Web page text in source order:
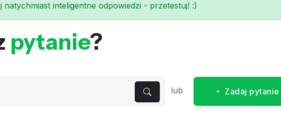
natychmiast inteligentne odpowiedzi - przetestuj! :)
pytanie?
lub Zadaj pytanie